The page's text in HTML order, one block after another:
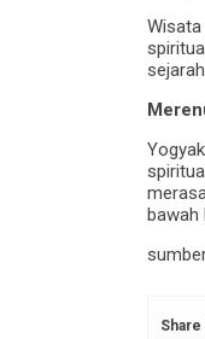
bawah
Share